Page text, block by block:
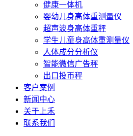
健康一体机
婴幼儿身高体重测量仪
超声波身高体重秤
学生儿童身高体重测量仪
人体成分分析仪
智能微信广告秤
出口投币秤
客户案例
新闻中心
关于上禾
联系我们